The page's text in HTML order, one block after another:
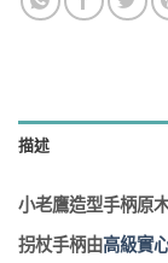
描述
小老鷹造型手柄原
拐杖手柄由高級實